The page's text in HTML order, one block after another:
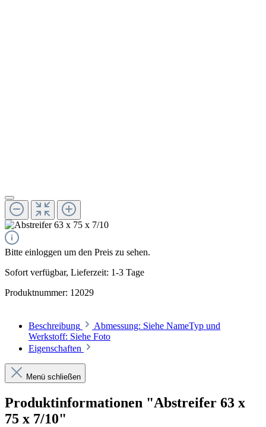
Bitte einloggen um den Preis zu sehen.
Sofort verfügbar, Lieferzeit: 1-3 Tage
Produktnummer: 12029
Beschreibung
Abmessung: Siehe NameTyp und
Werkstoff: Siehe Foto
Eigenschaften
Menü schließen
Produktinformationen "Abstreifer 63 x
75 x 7/10"